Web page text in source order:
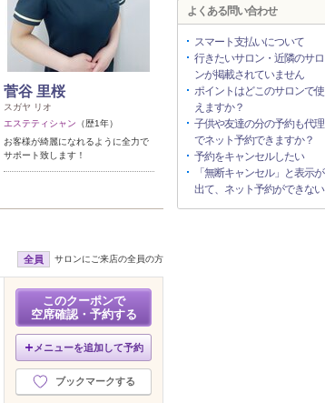
菅谷 里桜
スガヤ リオ
エステティシャン （歴1年）
お客様が綺麗になれるように全力で
サポート致します！
全員 サロンにご来店の全員の方
このクーポンで
空席確認・予約する
メニューを追加して予約
ブックマークする
よくある問い合わせ
スマート支払いについて
行きたいサロン・近隣のサロ
ンが掲載されていません
ポイントはどこのサロンで使
えますか？
子供や友達の分の予約も代理
でネット予約できますか？
予約をキャンセルしたい
「無断キャンセル」と表示が
出て、ネット予約ができない